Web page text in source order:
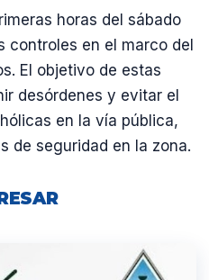
horas del sábado
controles en el marco del
El objetivo de estas
desórdenes y evitar el
en la vía pública,
de seguridad en la zona.